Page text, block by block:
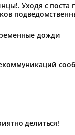
Уходя с поста
дожди
делиться!